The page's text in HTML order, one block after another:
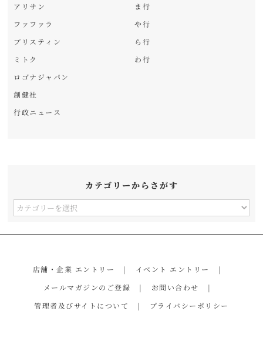
アリサン
ファファラ
プリスティン
ミトク
ロゴナジャパン
創健社
行政ニュース
ま行
や行
ら行
わ行
カテゴリーからさがす
カ
店舗・企業 エントリー
イベント エントリー
メールマガジンのご登録
お問い合わせ
管理者及びサイトについて
プライバシーポリシー